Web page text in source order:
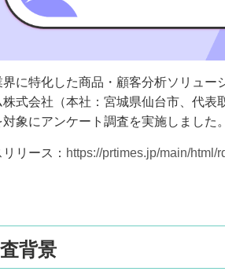
界に特化した商品・顧客分析ソリュ
株式会社（本社：宮城県仙台市、代
対象にアンケート調査を実施しました。
リース： https://prtimes.jp/main/html/
背景